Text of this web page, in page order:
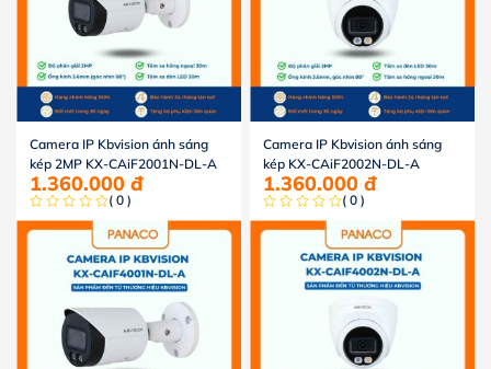
Camera IP Kbvision ánh sáng
kép 2MP KX-CAiF2001N-DL-A
1.360.000 đ
( 0 )
Camera IP Kbvision ánh sáng
kép KX-CAiF2002N-DL-A
1.360.000 đ
( 0 )